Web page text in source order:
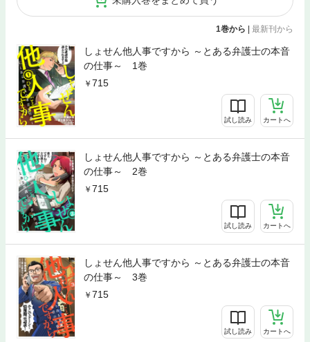
1巻から | 最新刊から
しょせん他人事ですから ～とある弁護士の本音
の仕事～ 1巻
715
試し読み カートへ
しょせん他人事ですから ～とある弁護士の本音
の仕事～ 2巻
715
試し読み カートへ
しょせん他人事ですから ～とある弁護士の本音
の仕事～ 3巻
715
試し読み カートへ